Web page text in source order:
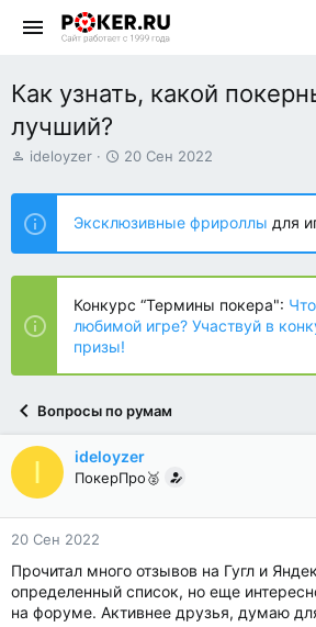
Как узнать, какой
лучший?
А
т
о
р
т
е
ы
ideloyzer
Д
т
н
а
ч
л
а
20 Сен 2022
Эксклюзивные фрироллы для
Конкурс “Термины покера":
любимой игре? Участвуй в
призы!
Вопросы по румам
I ideloyzer
ПокерПро🥈
20 Сен 2022
Прочитал много отзывов на Гугл и
определенный список, но еще
на форуме. Активнее друзья, думаю